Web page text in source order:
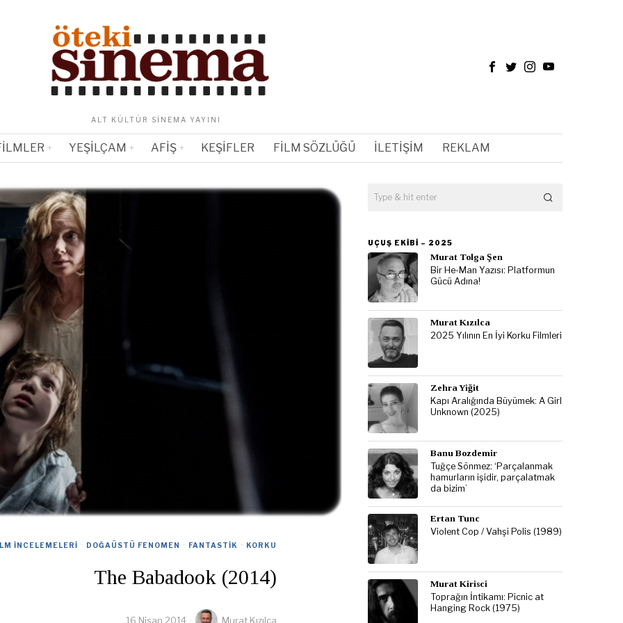
ALT KÜLTÜR SINEMA YAYINI
YEŞILÇAM AFIŞ KEŞIFLER FILM SÖZLÜĞÜ İLETIŞIM REKLAM
İNCELEMELERI · DOĞAÜSTÜ FENOMEN · FANTASTIK · KORKU
The Babadook (2014)
16 Nisan 2014 Murat Kızılca
UÇUŞ EKIBI – 2025
Murat Tolga Şen
Bir He-Man Yazısı: Platformun
Gücü Adına!
Murat Kızılca
2025 Yılının En İyi Korku Filmleri
Zehra Yiğit
Kapı Aralığında Büyümek: A Girl
Unknown (2025)
Banu Bozdemir
Tuğçe Sönmez: ‘Parçalanmak
hamurların işidir, parçalatmak
da bizim’
Ertan Tunc
Violent Cop / Vahşi Polis (1989)
Murat Kirisci
Toprağın İntikamı: Picnic at
Hanging Rock (1975)